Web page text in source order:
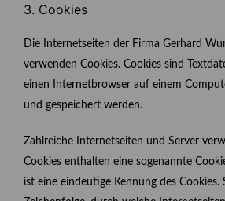
3. Cookies
Die Internetseiten der Firma Gerhard
verwenden Cookies. Cookies sind
einen Internetbrowser auf einem
und gespeichert werden.
Zahlreiche Internetseiten und Server
Cookies enthalten eine sogenannte
ist eine eindeutige Kennung des Cookies.